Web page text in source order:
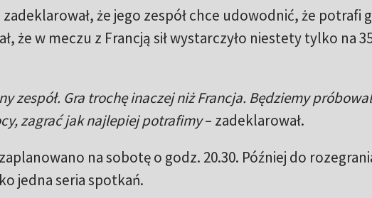
że jego zespół chce udowodnić, że potrafi
że w meczu z Francją sił wystarczyło niestety tylko na
zespół. Gra trochę inaczej niż Francja. Będziemy
zagrać jak najlepiej potrafimy– zadeklarował.
na sobotę o godz. 20.30. Później do
jedna seria spotkań.